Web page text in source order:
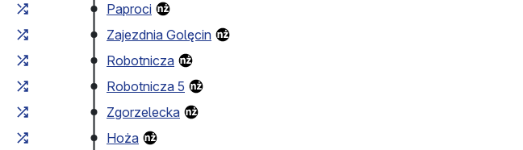
Paproci
Zajezdnia Golęcin
Robotnicza
Robotnicza 5
Zgorzelecka
Hoża